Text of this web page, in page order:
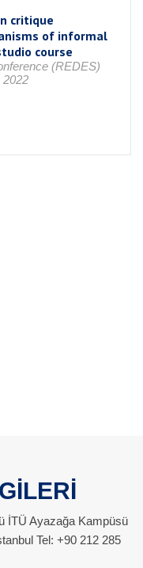
critique
of informal
course
(REDES)
2022
İTÜ Ayazağa Kampüsü
Tel: +90 212 285